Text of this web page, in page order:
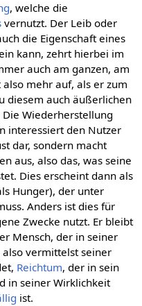
, welche die
vernutzt. Der Leib oder
die Eigenschaft eines
kann, zehrt hierbei im
auch am ganzen, am
mehr auf, als er zum
diesem auch äußerlichen
Die Wiederherstellung
interessiert den Nutzer
dar, sondern macht
aus, also das, was seine
Dies erscheint dann als
Hunger), der unter
Anders ist dies für
Zwecke nutzt. Er bleibt
Mensch, der in seiner
also vermittelst seiner
Reichtum, der in sein
in seiner Wirklichkeit
ist.